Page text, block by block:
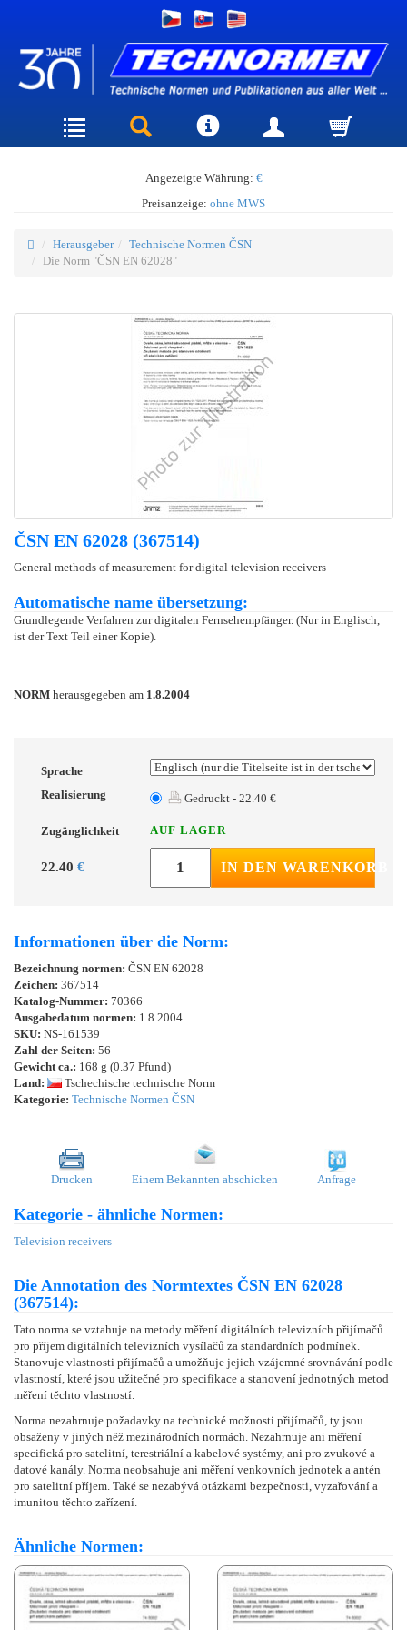
Angezeigte Währung: €
Preisanzeige: ohne MWS
Herausgeber
Technische Normen ČSN
Die Norm "ČSN EN 62028"
ČSN EN 62028 (367514)
General methods of measurement for digital television receivers
Automatische name übersetzung:
Grundlegende Verfahren zur digitalen Fernsehempfänger. (Nur in Englisch,
ist der Text Teil einer Kopie).
NORM herausgegeben am 1.8.2004
Sprache
Realisierung
Gedruckt - 22.40 €
Zugänglichkeit AUF LAGER
22.40 € IN DEN WARENKORB
Informationen über die Norm:
Bezeichnung normen: ČSN EN 62028
Zeichen: 367514
Katalog-Nummer: 70366
Ausgabedatum normen: 1.8.2004
SKU: NS-161539
Zahl der Seiten: 56
Gewicht ca.: 168 g (0.37 Pfund)
Land:
Tschechische technische Norm
Kategorie: Technische Normen ČSN
Drucken Einem Bekannten abschicken Anfrage
Kategorie - ähnliche Normen:
Television receivers
Die Annotation des Normtextes ČSN EN 62028
(367514):
Tato norma se vztahuje na metody měření digitálních televizních přijímačů
pro příjem digitálních televizních vysílačů za standardních podmínek.
Stanovuje vlastnosti přijímačů a umožňuje jejich vzájemné srovnávání podle
vlastností, které jsou užitečné pro specifikace a stanovení jednotných metod
měření těchto vlastností.
Norma nezahrnuje požadavky na technické možnosti přijímačů, ty jsou
obsaženy v jiných něž mezinárodních normách. Nezahrnuje ani měření
specifická pro satelitní, terestriální a kabelové systémy, ani pro zvukové a
datové kanály. Norma neobsahuje ani měření venkovních jednotek a antén
pro satelitní příjem. Také se nezabývá otázkami bezpečnosti, vyzařování a
imunitou těchto zařízení.
Ähnliche Normen: